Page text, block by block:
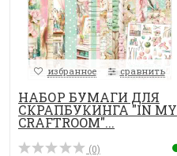
избранное сравнить
НАБОР БУМАГИ ДЛЯ
СКРАПБУКИНГА "IN MY
CRAFTROOM"...
(0)